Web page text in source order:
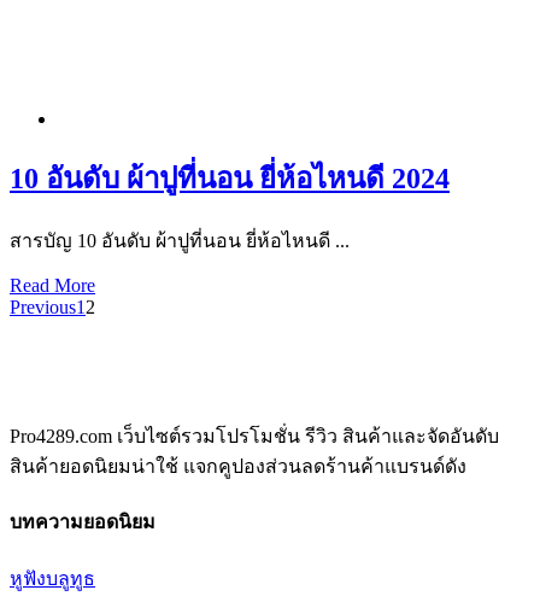
10 อันดับ ผ้าปูที่นอน ยี่ห้อไหนดี 2024
สารบัญ 10 อันดับ ผ้าปูที่นอน ยี่ห้อไหนดี ...
Read More
Previous1 2
Pro4289.com เว็บไซต์รวมโปรโมชั่น รีวิว สินค้าและจัดอันดับ
สินค้ายอดนิยมน่าใช้ แจกคูปองส่วนลดร้านค้าแบรนด์ดัง
บทความยอดนิยม
หูฟังบลูทูธ